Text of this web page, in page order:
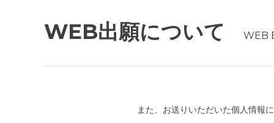
WEB出願について WEB
また、お送りいただいた個人情報